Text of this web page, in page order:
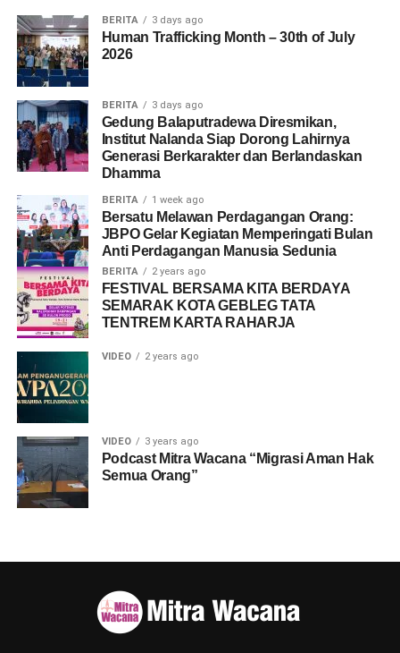
BERITA 3 days ago
Human Trafficking Month – 30th of July
2026
BERITA 3 days ago
Gedung Balaputradewa Diresmikan,
Institut Nalanda Siap Dorong Lahirnya
Generasi Berkarakter dan Berlandaskan
Dhamma
BERITA 1 week ago
Bersatu Melawan Perdagangan Orang:
JBPO Gelar Kegiatan Memperingati Bulan
Anti Perdagangan Manusia Sedunia
BERITA 2 years ago
FESTIVAL BERSAMA KITA BERDAYA
SEMARAK KOTA GEBLEG TATA
TENTREM KARTA RAHARJA
VIDEO 2 years ago
VIDEO 3 years ago
Podcast Mitra Wacana “Migrasi Aman Hak
Semua Orang”